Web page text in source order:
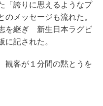
「誇りに思えるようなプ
のメッセージも流れた。
を継ぎ 新生日本ラグビ
記された。
観客が１分間の黙とうを